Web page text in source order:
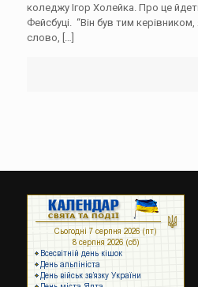
коледжу Ігор Холейка. Про це
Фейсбуці. “Він був тим
слово,